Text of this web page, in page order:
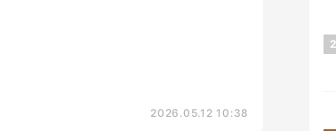
2026.05.12 10:38
2